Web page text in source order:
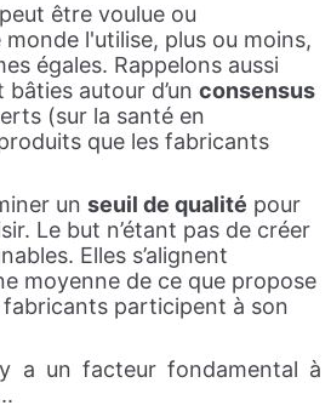
être voulue ou
l'utilise, plus ou moins,
égales. Rappelons aussi
autour d’un consensus
(sur la santé en
que les fabricants
un seuil de qualité pour
Le but n’étant pas de créer
Elles s’alignent
moyenne de ce que propose
fabricants participent à son
a un facteur fondamental à